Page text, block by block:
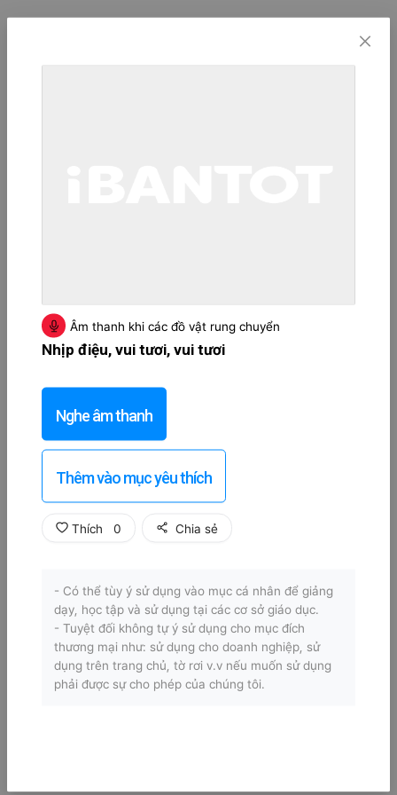
Âm thanh khi các đồ vật rung chuyển
Nhịp điệu, vui tươi, vui tươi
Nghe âm thanh
Thêm vào mục yêu thích
Thích 0 Chia sẻ
- Có thể tùy ý sử dụng vào mục cá nhân để giảng
dạy, học tập và sử dụng tại các cơ sở giáo dục.
- Tuyệt đối không tự ý sử dụng cho mục đích
thương mại như: sử dụng cho doanh nghiệp, sử
dụng trên trang chủ, tờ rơi v.v nếu muốn sử dụng
phải được sự cho phép của chúng tôi.